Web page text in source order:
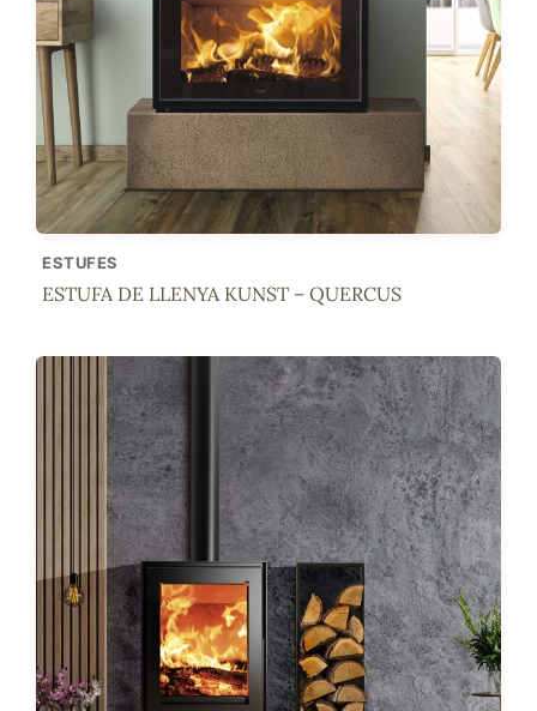
ESTUFES
ESTUFA DE LLENYA KUNST – QUERCUS